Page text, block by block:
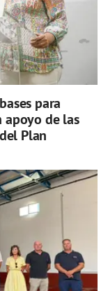
para
apoyo de las
Plan